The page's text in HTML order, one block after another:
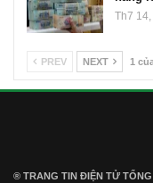
Th7
PREV NEXT 1
® TRANG TIN ĐIỆN TỬ